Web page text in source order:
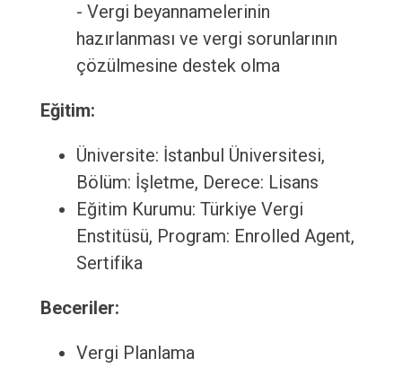
- Vergi beyannamelerinin
hazırlanması ve vergi sorunlarının
çözülmesine destek olma
Eğitim:
Üniversite: İstanbul Üniversitesi,
Bölüm: İşletme, Derece: Lisans
Eğitim Kurumu: Türkiye Vergi
Enstitüsü, Program: Enrolled Agent,
Sertifika
Beceriler:
Vergi Planlama